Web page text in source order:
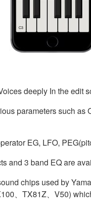
deeply In the edit
parameters such as
EG, LFO,
and 3 band EQ are
chips used by
、TX81Z、V50)